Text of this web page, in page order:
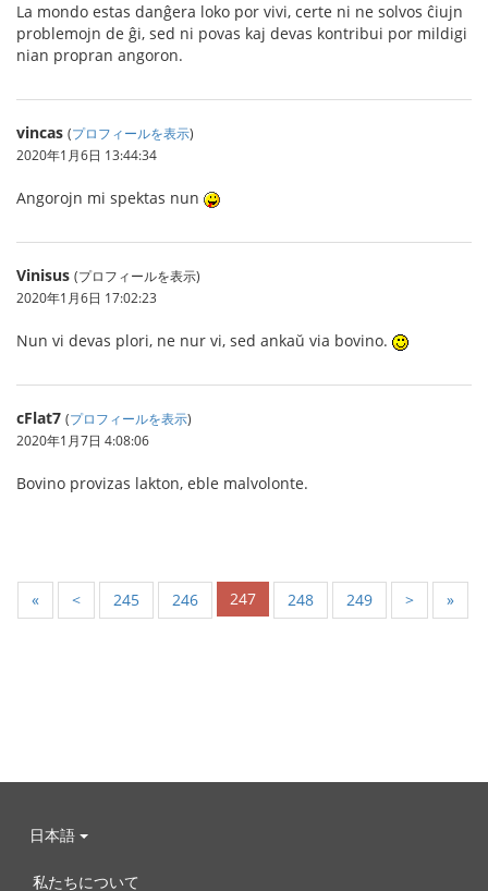
La mondo estas danĝera loko por vivi, certe ni ne solvos ĉiujn
problemojn de ĝi, sed ni povas kaj devas kontribui por mildigi
nian propran angoron.
vincas (プロフィールを表示)
2020年1月6日 13:44:34
Angorojn mi spektas nun
Vinisus (プロフィールを表示)
2020年1月6日 17:02:23
Nun vi devas plori, ne nur vi, sed ankaŭ via bovino.
cFlat7 (プロフィールを表示)
2020年1月7日 4:08:06
Bovino provizas lakton, eble malvolonte.
« < 245 246 247 248 249 > »
日本語
私たちについて